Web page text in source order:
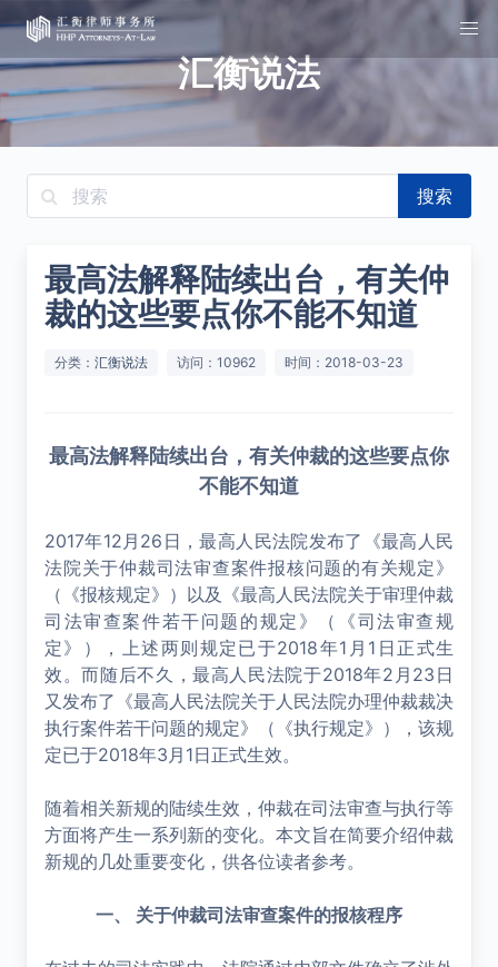
汇衡说法
搜索
最高法解释陆续出台，有关仲
裁的这些要点你不能不知道
分类： 汇衡说法 访问：10962 时间：2018-03-23
最高法解释陆续出台，有关仲裁的这些要点你
不能不知道
2017年12月26日，最高人民法院发布了《最高人民
法院关于仲裁司法审查案件报核问题的有关规定》
（《报核规定》）以及《最高人民法院关于审理仲裁
司法审查案件若干问题的规定》（《司法审查规
定》），上述两则规定已于2018年1月1日正式生
效。而随后不久，最高人民法院于2018年2月23日
又发布了《最高人民法院关于人民法院办理仲裁裁决
执行案件若干问题的规定》（《执行规定》），该规
定已于2018年3月1日正式生效。
随着相关新规的陆续生效，仲裁在司法审查与执行等
方面将产生一系列新的变化。本文旨在简要介绍仲裁
新规的几处重要变化，供各位读者参考。
一、 关于仲裁司法审查案件的报核程序